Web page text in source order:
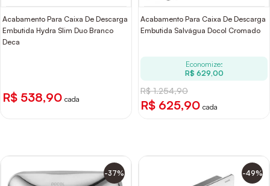
Acabamento Para Caixa De Descarga
Embutida Hydra Slim Duo Branco
Deca
R$ 538,90 cada
Acabamento Para Caixa De Descarga
Embutida Salvágua Docol Cromado
Economize:
R$ 629,00
R$ 1.254,90
R$ 625,90 cada
-37% -49%